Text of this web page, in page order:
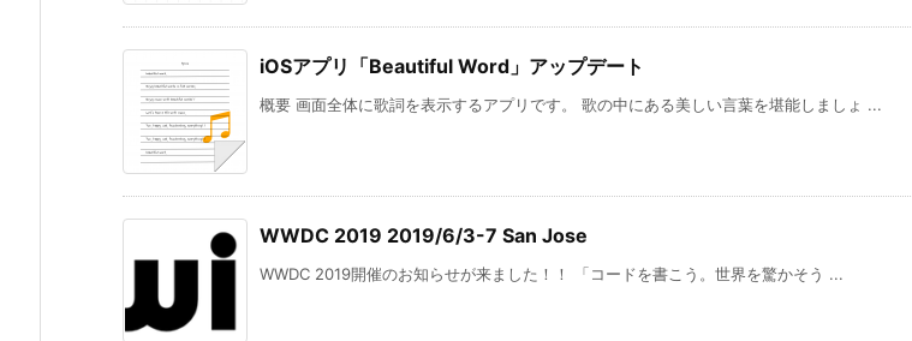
iOSアプリ「Beautiful Word」アップデート
概要 画面全体に歌詞を表示するアプリです。 歌の中にある美しい言葉を堪能しましょ ...
WWDC 2019 2019/6/3-7 San Jose
WWDC 2019開催のお知らせが来ました！！ 「コードを書こう。世界を驚かそう ...